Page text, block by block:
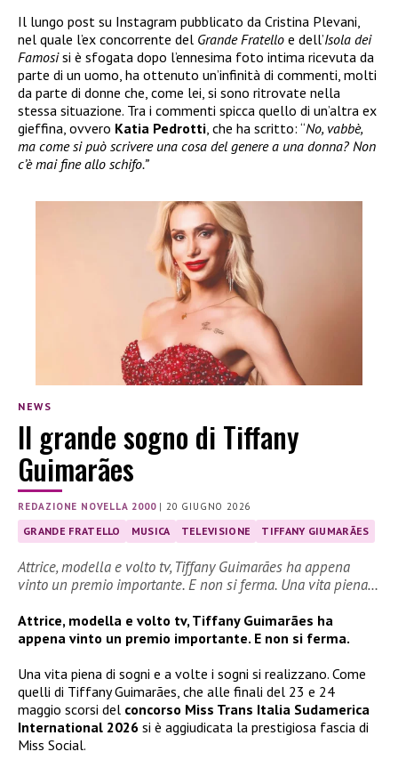
Il lungo post su Instagram pubblicato da Cristina Plevani,
nel quale l’ex concorrente del Grande Fratello e dell’Isola dei
Famosisi è sfogata dopo l’ennesima foto intima ricevuta da
parte di un uomo, ha ottenuto un’infinità di commenti, molti
da parte di donne che, come lei, si sono ritrovate nella
stessa situazione. Tra i commenti spicca quello di un’altra ex
gieffina, ovvero Katia Pedrotti, che ha scritto: “No, vabbè,
ma come si può scrivere una cosa del genere a una donna? Non
c’è mai fine allo schifo.”
NEWS
Il grande sogno di Tiffany
Guimarães
REDAZIONE NOVELLA 2000|20 GIUGNO 2026
GRANDE FRATELLO MUSICA TELEVISIONE TIFFANY GIUMARÃES
Attrice, modella e volto tv, Tiffany Guimarães ha appena
vinto un premio importante. E non si ferma. Una vita piena…
Attrice, modella e volto tv, Tiffany Guimarães ha
appena vinto un premio importante. E non si ferma.
Una vita piena di sogni e a volte i sogni si realizzano. Come
quelli di Tiffany Guimarães, che alle finali del 23 e 24
maggio scorsi del concorso Miss Trans Italia Sudamerica
International 2026 si è aggiudicata la prestigiosa fascia di
Miss Social.